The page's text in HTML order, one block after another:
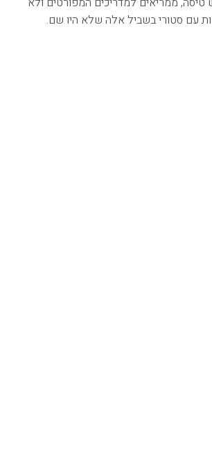
עם סטורי בשביל אלה שלא היו שם.